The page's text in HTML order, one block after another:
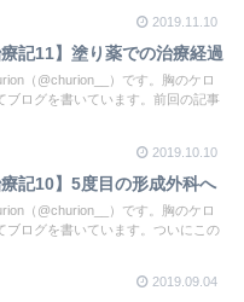
2019.11.10
療記11】塗り薬での治療経過
（@churion__）です。胸のケロ
ブログを書いています。前回の記事
2019.10.10
療記10】5度目の形成外科へ
（@churion__）です。胸のケロ
ブログを書いています。ついにこの
2019.09.04